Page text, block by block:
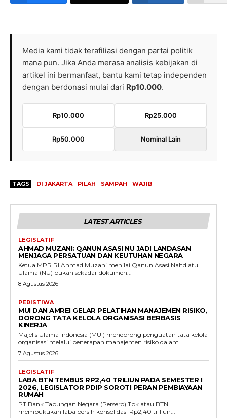
Media kami tidak terafiliasi dengan partai politik
mana pun. Jika Anda merasa analisis kebijakan di
artikel ini bermanfaat, bantu kami tetap independen
dengan berdonasi mulai dari Rp10.000.
Rp10.000 Rp25.000
Rp50.000 Nominal Lain
TAGS DI JAKARTA PILAH SAMPAH WAJIB
LATEST ARTICLES
LEGISLATIF
AHMAD MUZANI: QANUN ASASI NU JADI LANDASAN
MENJAGA PERSATUAN DAN KEUTUHAN NEGARA
Ketua MPR RI Ahmad Muzani menilai Qanun Asasi Nahdlatul
Ulama (NU) bukan sekadar dokumen...
8 Agustus 2026
PERISTIWA
MUI DAN AMREI GELAR PELATIHAN MANAJEMEN RISIKO,
DORONG TATA KELOLA ORGANISASI BERBASIS
KINERJA
Majelis Ulama Indonesia (MUI) mendorong penguatan tata kelola
organisasi melalui penerapan manajemen risiko dalam...
7 Agustus 2026
LEGISLATIF
LABA BTN TEMBUS RP2,40 TRILIUN PADA SEMESTER I
2026, LEGISLATOR PDIP SOROTI PERAN PEMBIAYAAN
RUMAH
PT Bank Tabungan Negara (Persero) Tbk atau BTN
membukukan laba bersih konsolidasi Rp2,40 triliun...